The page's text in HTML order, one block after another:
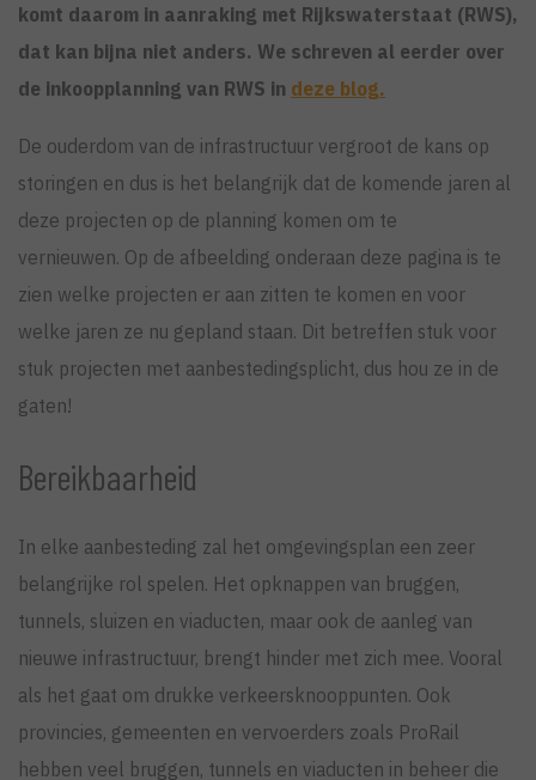
komt daarom in aanraking met Rijkswaterstaat (RWS),
dat kan bijna niet anders. We schreven al eerder over
de inkoopplanning van RWS in deze blog.
De ouderdom van de infrastructuur vergroot de kans op
storingen en dus is het belangrijk dat de komende jaren al
deze projecten op de planning komen om te
vernieuwen. Op de afbeelding onderaan deze pagina is te
zien welke projecten er aan zitten te komen en voor
welke jaren ze nu gepland staan. Dit betreffen stuk voor
stuk projecten met aanbestedingsplicht, dus hou ze in de
gaten!
Bereikbaarheid
In elke aanbesteding zal het omgevingsplan een zeer
belangrijke rol spelen. Het opknappen van bruggen,
tunnels, sluizen en viaducten, maar ook de aanleg van
nieuwe infrastructuur, brengt hinder met zich mee. Vooral
als het gaat om drukke verkeersknooppunten. Ook
provincies, gemeenten en vervoerders zoals ProRail
hebben veel bruggen, tunnels en viaducten in beheer die